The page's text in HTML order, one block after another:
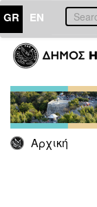
GR EN
Αρχική
ΤΟΠΟΣ
ΔΗΜΟΣ
ΠΟΛΙΤΙΣΜΟΣ